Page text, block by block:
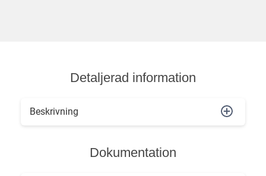
Detaljerad information
Beskrivning
Dokumentation